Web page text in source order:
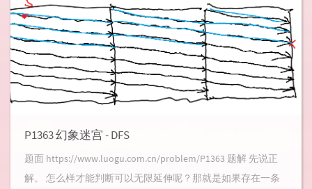
P1363 幻象迷宫 - DFS
题面 https://www.luogu.com.cn/problem/P1363 题解 先说正
解。 怎么样才能判断可以无限延伸呢？那就是如果存在一条